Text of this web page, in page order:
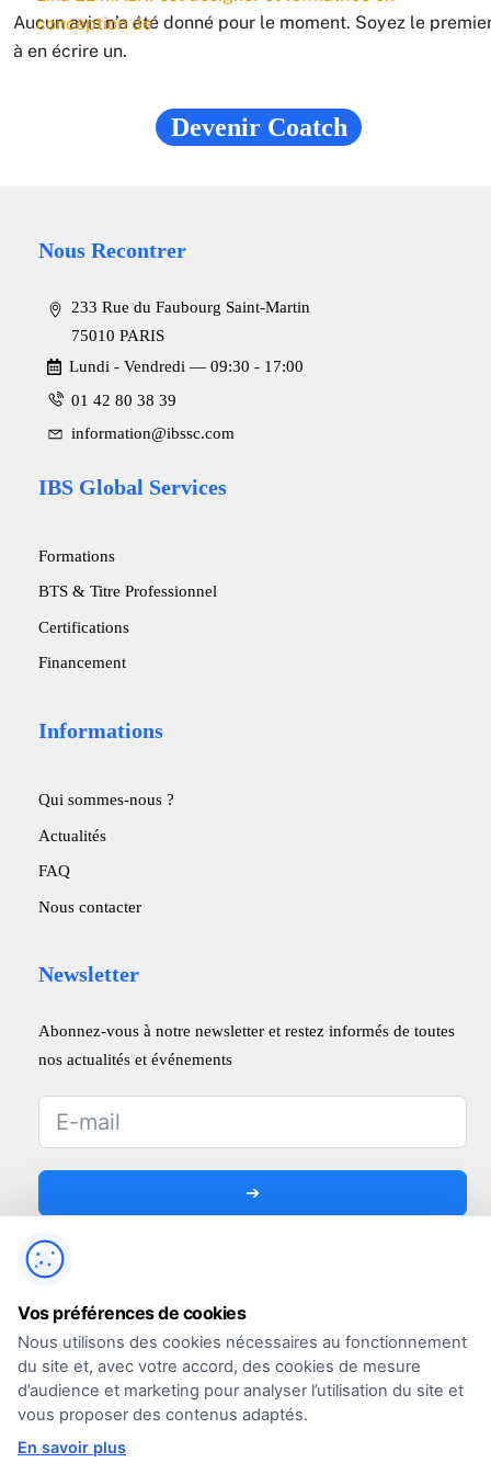
conception de
Aucun avis n’a été donné pour le moment. Soyez le
à en écrire un.
Devenir Coatch
Nous Recontrer
233 Rue du Faubourg Saint-Martin
75010 PARIS
Lundi - Vendredi ― 09:30 - 17:00
01 42 80 38 39
information@ibssc.com
IBS Global Services
Formations
BTS & Titre Professionnel
Certifications
Financement
Informations
Qui sommes-nous ?
Actualités
FAQ
Nous contacter
Newsletter
Abonnez-vous à notre newsletter et restez informés de toutes
nos actualités et événements
➔
Vos préférences de cookies
Nous utilisons des cookies nécessaires au fonctionnement
du site et, avec votre accord, des cookies de mesure
d’audience et marketing pour analyser l’utilisation du site et
vous proposer des contenus adaptés.
En savoir plus